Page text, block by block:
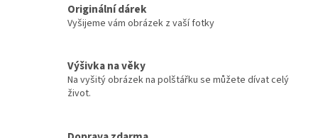
Originální dárek
Vyšijeme vám obrázek z vaší fotky
Výšivka na věky
Na vyšitý obrázek na polštářku se můžete dívat celý
život.